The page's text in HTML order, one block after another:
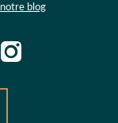
notre blog